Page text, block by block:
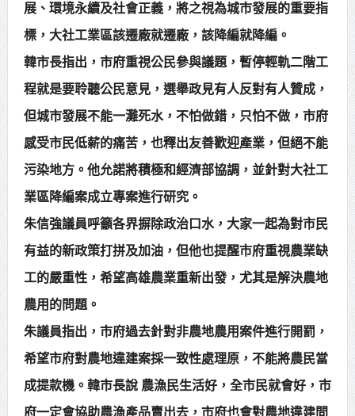
展、環境永續及社會正義，將之視為城市發展的重要指
標，大社工業區該遷廠就遷廠，該降編就降編。
韓市長指出，市府重視公民參與議題，暫停輕軌二階工
程就是要聆聽公民意見，選舉政見有人反對有人贊成，
但城市發展不能一灘死水，不怕做錯，只怕不做，市府
感受市民低薪的痛苦，也釋出友善歡迎產業，但絕不能
污染地方。他允諾將積極和經濟部協調，並針對大社工
業區降編案成立專案進行研究。
朱信強議員呼籲各界摒除政治口水，大家一起為對市民
有益的新政策打拼及加油，但他也提醒市府重視農業缺
工的嚴重性，希望高雄農業重新出發，尤其是解決農地
農用的問題。
朱議員指出，市府過去針對非農地農用案件進行開罰，
希望市府對農地違建案採一致性處理原，不能將農民當
成提款機。韓市長說 農漁民生活好，全市民就會好，市
府一定會協助農漁產品賣出去，市府也會對農地違建問